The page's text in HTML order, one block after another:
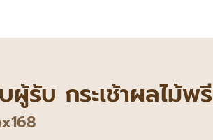
รับ กระเช้าผลไม้